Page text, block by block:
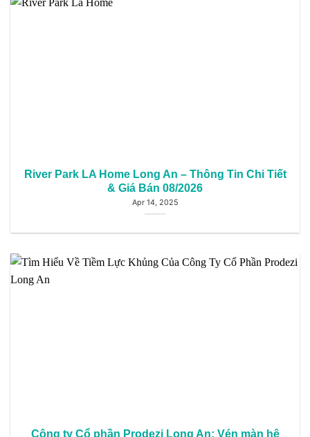
River Park LA Home Long An – Thông Tin Chi Tiết
& Giá Bán 08/2026
Apr 14, 2025
Công ty Cổ phần Prodezi Long An: Vén màn hệ